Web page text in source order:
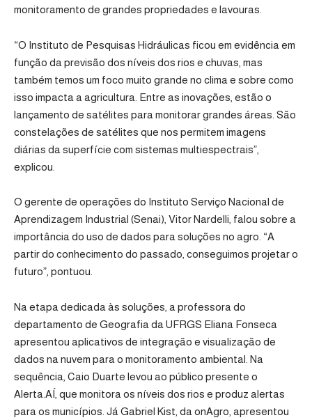
monitoramento de grandes propriedades e lavouras.
“O Instituto de Pesquisas Hidráulicas ficou em evidência em
função da previsão dos níveis dos rios e chuvas, mas
também temos um foco muito grande no clima e sobre como
isso impacta a agricultura. Entre as inovações, estão o
lançamento de satélites para monitorar grandes áreas. São
constelações de satélites que nos permitem imagens
diárias da superfície com sistemas multiespectrais”,
explicou.
O gerente de operações do Instituto Serviço Nacional de
Aprendizagem Industrial (Senai), Vitor Nardelli, falou sobre a
importância do uso de dados para soluções no agro. “A
partir do conhecimento do passado, conseguimos projetar o
futuro”, pontuou.
Na etapa dedicada às soluções, a professora do
departamento de Geografia da UFRGS Eliana Fonseca
apresentou aplicativos de integração e visualização de
dados na nuvem para o monitoramento ambiental. Na
sequência, Caio Duarte levou ao público presente o
Alerta.AÍ, que monitora os níveis dos rios e produz alertas
para os municípios. Já Gabriel Kist, da onAgro, apresentou